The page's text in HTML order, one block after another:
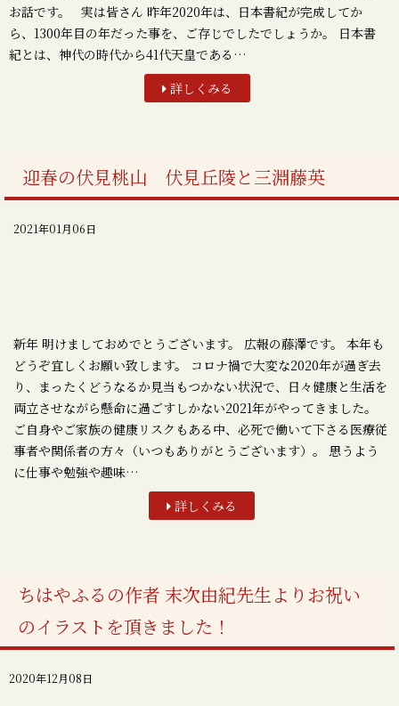
お話です。 実は皆さん 昨年2020年は、日本書紀が完成してか
ら、1300年目の年だった事を、ご存じでしたでしょうか。 日本書
紀とは、神代の時代から41代天皇である…
詳しくみる
迎春の伏見桃山 伏見丘陵と三淵藤英
2021年01月06日
新年 明けましておめでとうございます。 広報の藤澤です。 本年も
どうぞ宜しくお願い致します。 コロナ禍で大変な2020年が過ぎ去
り、まったくどうなるか見当もつかない状況で、日々健康と生活を
両立させながら懸命に過ごすしかない2021年がやってきました。
ご自身やご家族の健康リスクもある中、必死で働いて下さる医療従
事者や関係者の方々（いつもありがとうございます）。 思うよう
に仕事や勉強や趣味…
詳しくみる
ちはやふるの作者 末次由紀先生よりお祝い
のイラストを頂きました！
2020年12月08日